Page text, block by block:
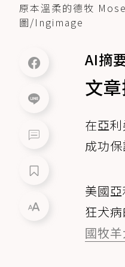
原本溫柔的德牧
圖/Ingimage
AI摘
文
在亞
成功
美國
狂犬
國牧